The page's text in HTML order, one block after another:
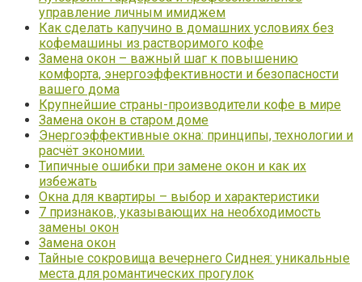
управление личным имиджем
Как сделать капучино в домашних условиях без
кофемашины из растворимого кофе
Замена окон – важный шаг к повышению
комфорта, энергоэффективности и безопасности
вашего дома
Крупнейшие страны-производители кофе в мире
Замена окон в старом доме
Энергоэффективные окна: принципы, технологии и
расчёт экономии.
Типичные ошибки при замене окон и как их
избежать
Окна для квартиры – выбор и характеристики
7 признаков, указывающих на необходимость
замены окон
Замена окон
Тайные сокровища вечернего Сиднея: уникальные
места для романтических прогулок